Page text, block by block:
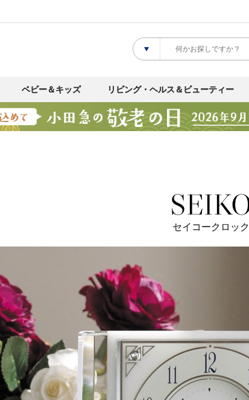
ベビー＆キッズ リビング・ヘルス＆ビューティー
セイコークロック